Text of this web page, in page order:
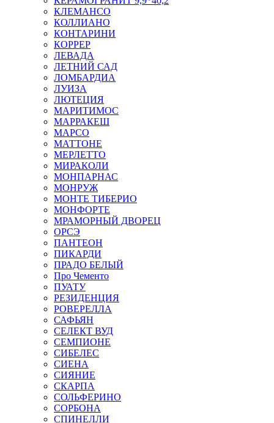
КЛЕМАНСО
КОЛЛИАНО
КОНТАРИНИ
КОРРЕР
ЛЕВАДА
ЛЕТНИЙ САД
ЛОМБАРДИА
ЛУИЗА
ЛЮТЕЦИЯ
МАРИТИМОС
МАРРАКЕШ
МАРСО
МАТТОНЕ
МЕРЛЕТТО
МИРАКОЛИ
МОНПАРНАС
МОНРУЖ
МОНТЕ ТИБЕРИО
МОНФОРТЕ
МРАМОРНЫЙ ДВОРЕЦ
ОРСЭ
ПАНТЕОН
ПИКАРДИ
ПРАДО БЕЛЫЙ
Про Чементо
ПУАТУ
РЕЗИДЕНЦИЯ
РОВЕРЕЛЛА
САФЬЯН
СЕЛЕКТ ВУД
СЕМПИОНЕ
СИБЕЛЕС
СИЕНА
СИЯНИЕ
СКАРПА
СОЛЬФЕРИНО
СОРБОНА
СПИНЕЛЛИ